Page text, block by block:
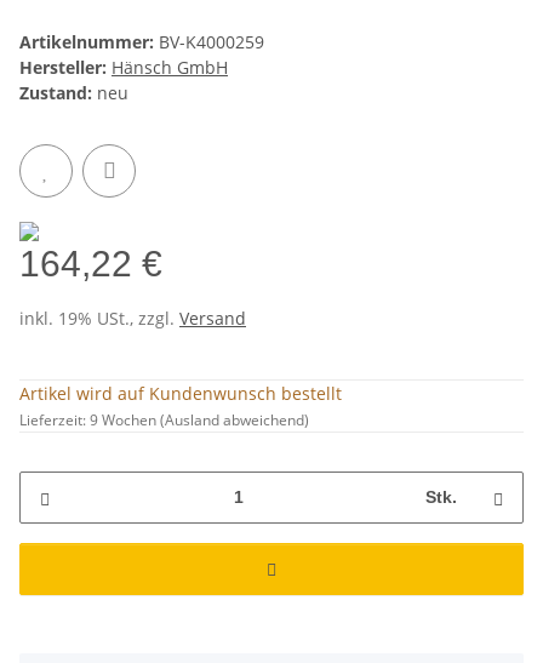
Artikelnummer: BV-K4000259
Hersteller: Hänsch GmbH
Zustand: neu
164,22 €
inkl. 19% USt., zzgl. Versand
Artikel wird auf Kundenwunsch bestellt
Lieferzeit:9 Wochen(Ausland abweichend)
Stk.